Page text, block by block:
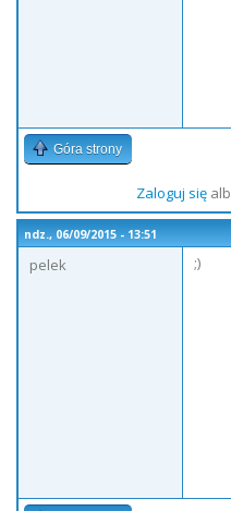
Góra strony
Zaloguj się
ndz., 06/09/2015 - 13:51
pelek
;)